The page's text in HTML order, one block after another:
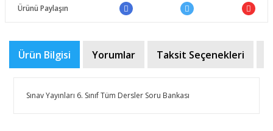
Ürünü Paylaşın
Ürün Bilgisi Yorumlar Taksit Seçenekleri
Sınav Yayınları 6. Sınıf Tüm Dersler Soru Bankası